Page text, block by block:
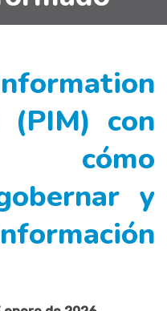
(PIM) con
cómo
y